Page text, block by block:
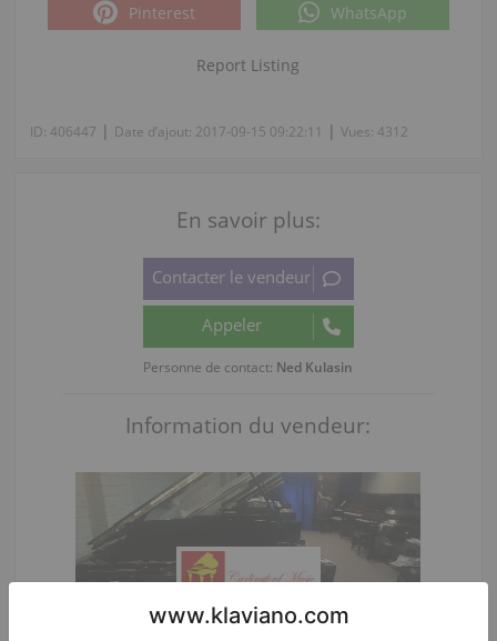
Pinterest WhatsApp
Report Listing
ID: 406447 | Date d’ajout: 2017-09-15 09:22:11 | Vues: 4312
En savoir plus:
Personne de contact: Ned Kulasin
Information du vendeur: